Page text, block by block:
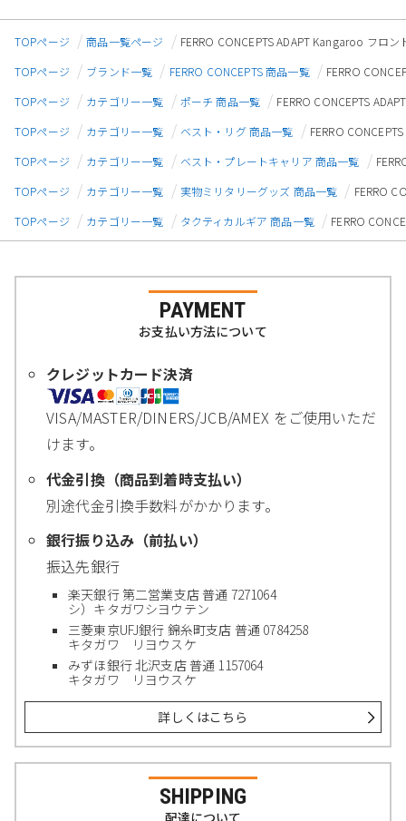
TOPページ 商品一覧ページ
FERRO CONCEPTS ADAPT Kangaroo フロ
TOPページ
ブランド一覧 FERRO CONCEPTS 商品一覧
FERRO
TOPページ
カテゴリー一覧 ポーチ 商品一覧
FERRO CONCEPTS
TOPページ
カテゴリー一覧 ベスト・リグ 商品一覧
FERRO
TOPページ
カテゴリー一覧 ベスト・プレートキャリア 商品一覧
TOPページ
カテゴリー一覧 実物ミリタリーグッズ 商品一覧
FERRO
TOPページ
カテゴリー一覧 タクティカルギア 商品一覧 FERRO
PAYMENT
お支払い方法について
クレジットカード決済
VISA/MASTER/DINERS/JCB/AMEX をご使用いただ
けます。
代金引換（商品到着時支払い）
別途代金引換手数料がかかります。
銀行振り込み（前払い）
振込先銀行
楽天銀行 第二営業支店 普通 7271064
シ）キタガワシヨウテン
三菱東京UFJ銀行 錦糸町支店 普通 0784258
キタガワ リヨウスケ
みずほ銀行 北沢支店 普通 1157064
キタガワ リヨウスケ
詳しくはこちら
SHIPPING